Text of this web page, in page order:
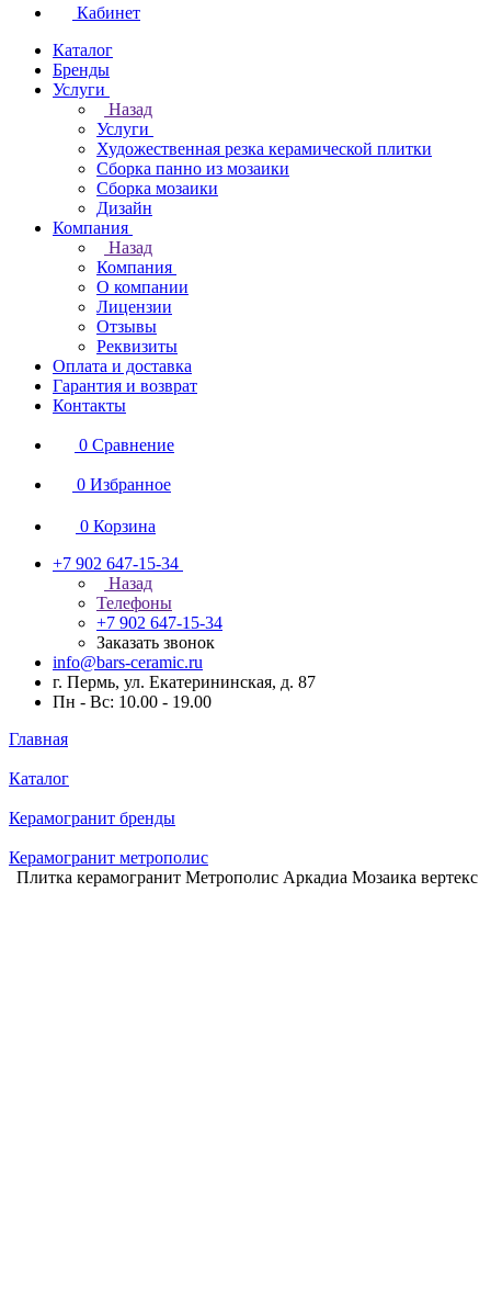
Кабинет
Каталог
Бренды
Услуги
Назад
Услуги
Художественная резка керамической плитки
Сборка панно из мозаики
Сборка мозаики
Дизайн
Компания
Назад
Компания
О компании
Лицензии
Отзывы
Реквизиты
Оплата и доставка
Гарантия и возврат
Контакты
0 Сравнение
0 Избранное
0 Корзина
+7 902 647-15-34
Назад
Телефоны
+7 902 647-15-34
Заказать звонок
info@bars-ceramic.ru
г. Пермь, ул. Екатерининская, д. 87
Пн - Вс: 10.00 - 19.00
Главная
Каталог
Керамогранит бренды
Керамогранит метрополис
Плитка керамогранит Метрополис Аркадиа Мозаика вертекс